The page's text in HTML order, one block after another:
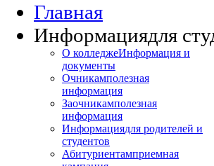
Главная
Информациядля
О колледжеИнформация и
документы
Очникамполезная
информация
Заочникамполезная
информация
Информациядля родителей и
студентов
Абитуриентамприемная